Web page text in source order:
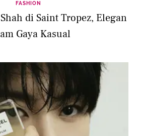
FASHION
di Saint Tropez, Elegan
Gaya Kasual